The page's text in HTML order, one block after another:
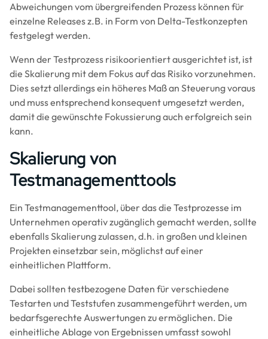
Abweichungen vom übergreifenden Prozess können für
einzelne Releases z.B. in Form von Delta-Testkonzepten
festgelegt werden.
Wenn der Testprozess risikoorientiert ausgerichtet ist, ist
die Skalierung mit dem Fokus auf das Risiko vorzunehmen.
Dies setzt allerdings ein höheres Maß an Steuerung voraus
und muss entsprechend konsequent umgesetzt werden,
damit die gewünschte Fokussierung auch erfolgreich sein
kann.
Skalierung von
Testmanagementtools
Ein Testmanagementtool, über das die Testprozesse im
Unternehmen operativ zugänglich gemacht werden, sollte
ebenfalls Skalierung zulassen, d.h. in großen und kleinen
Projekten einsetzbar sein, möglichst auf einer
einheitlichen Plattform.
Dabei sollten testbezogene Daten für verschiedene
Testarten und Teststufen zusammengeführt werden, um
bedarfsgerechte Auswertungen zu ermöglichen. Die
einheitliche Ablage von Ergebnissen umfasst sowohl